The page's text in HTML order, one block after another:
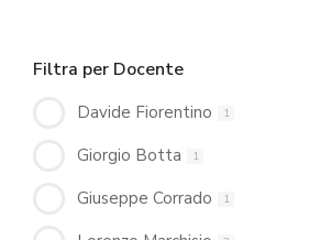
Filtra per Docente
Davide Fiorentino 1
Giorgio Botta 1
Giuseppe Corrado 1